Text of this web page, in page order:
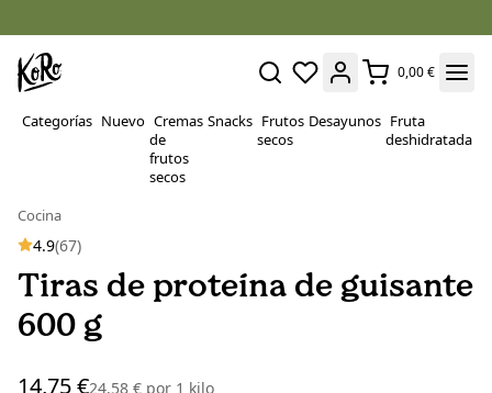
0,00 €
Categorías Nuevo Cremas
de
frutos
secos
Snacks Frutos
secos
Desayunos Fruta
deshidratada
Cocina
4.9(67)
Tiras de proteína de guisante
600 g
14,75 €24,58 € por 1 kilo